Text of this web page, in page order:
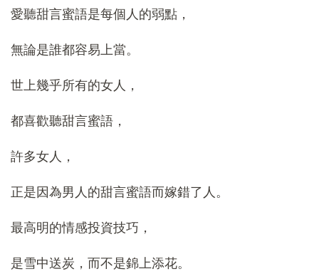
愛聽甜言蜜語是每個人的弱點，
無論是誰都容易上當。
世上幾乎所有的女人，
都喜歡聽甜言蜜語，
許多女人，
正是因為男人的甜言蜜語而嫁錯了人。
最高明的情感投資技巧，
是雪中送炭，而不是錦上添花。